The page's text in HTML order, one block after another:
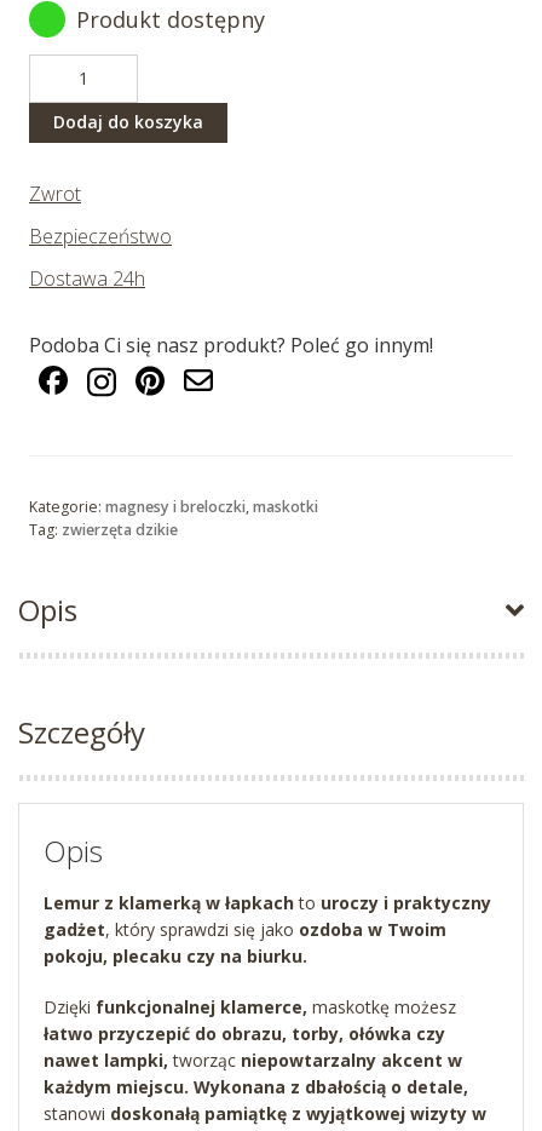
Produkt dostępny
klamerką
łapkach
Dodaj do koszyka
Zwrot
Bezpieczeństwo
Dostawa 24h
Podoba Ci się nasz produkt? Poleć go innym!
Kategorie: magnesy i breloczki,maskotki
Tag: zwierzęta dzikie
Opis
Szczegóły
Opis
Lemur z klamerką w łapkachto uroczy i praktyczny
gadżet, który sprawdzi się jako ozdoba w Twoim
pokoju, plecaku czy na biurku.
Dzięki funkcjonalnej klamerce, maskotkę możesz
łatwo przyczepić do obrazu, torby, ołówka czy
nawet lampki, tworząc niepowtarzalny akcent w
każdym miejscu. Wykonana z dbałością o detale,
stanowi doskonałą pamiątkę z wyjątkowej wizyty w